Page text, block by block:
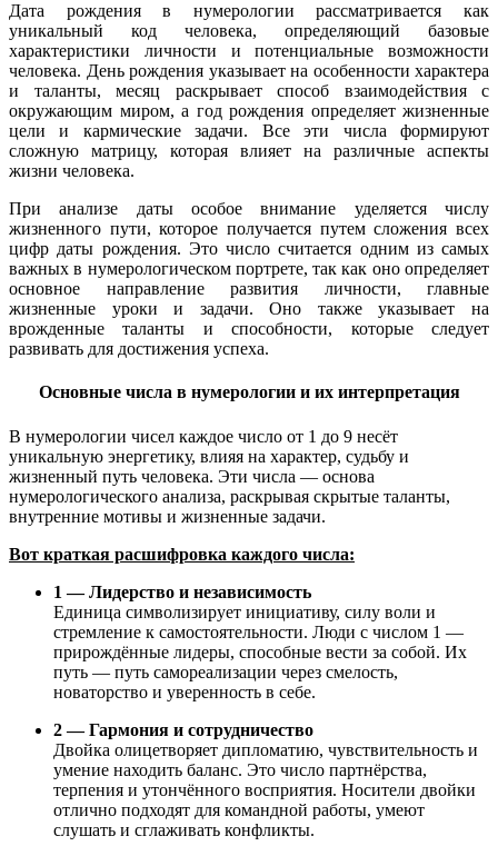
Дата рождения в нумерологии рассматривается как
уникальный код человека, определяющий базовые
характеристики личности и потенциальные возможности
человека. День рождения указывает на особенности характера
и таланты, месяц раскрывает способ взаимодействия с
окружающим миром, а год рождения определяет жизненные
цели и кармические задачи. Все эти числа формируют
сложную матрицу, которая влияет на различные аспекты
жизни человека.
При анализе даты особое внимание уделяется числу
жизненного пути, которое получается путем сложения всех
цифр даты рождения. Это число считается одним из самых
важных в нумерологическом портрете, так как оно определяет
основное направление развития личности, главные
жизненные уроки и задачи. Оно также указывает на
врожденные таланты и способности, которые следует
развивать для достижения успеха.
Основные числа в нумерологии и их интерпретация
В нумерологии чисел каждое число от 1 до 9 несёт
уникальную энергетику, влияя на характер, судьбу и
жизненный путь человека. Эти числа — основа
нумерологического анализа, раскрывая скрытые таланты,
внутренние мотивы и жизненные задачи.
Вот краткая расшифровка каждого числа:
1 — Лидерство и независимость
Единица символизирует инициативу, силу воли и
стремление к самостоятельности. Люди с числом 1 —
прирождённые лидеры, способные вести за собой. Их
путь — путь самореализации через смелость,
новаторство и уверенность в себе.
2 — Гармония и сотрудничество
Двойка олицетворяет дипломатию, чувствительность и
умение находить баланс. Это число партнёрства,
терпения и утончённого восприятия. Носители двойки
отлично подходят для командной работы, умеют
слушать и сглаживать конфликты.